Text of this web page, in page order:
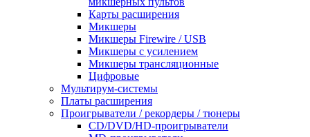
Карты расширения
Микшеры
Микшеры Firewire / USB
Микшеры с усилением
Микшеры трансляционные
Цифровые
Мультирум-системы
Платы расширения
Проигрыватели / рекордеры / тюнеры
CD/DVD/HD-проигрыватели